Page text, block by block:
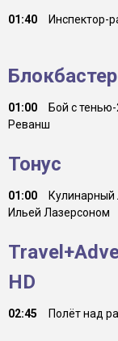
01:40 Инспектор-
Блокбастер
01:00
Бой с тенью-
Реванш
Тонус
01:00
Кулинарный
Ильей Лазерсоном
HD
02:45 Полёт над